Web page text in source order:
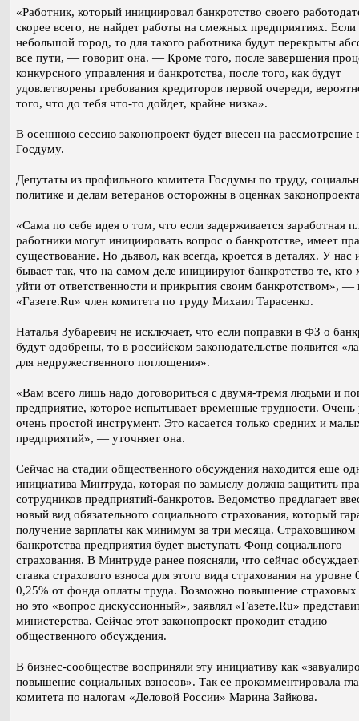
«Работник, который инициировал банкротство своего
скорее всего, не найдет работы на смежных предприятиях. Если
небольшой город, то для такого работника будут перекрыты
все пути, — говорит она. — Кроме того, после завершения
конкурсного управления и банкротства, после того, как будут
удовлетворены требования кредиторов первой очереди,
того, что до тебя что-то дойдет, крайне низка».
В осеннюю сессию законопроект будет внесен на рассмотрение
Госдуму.
Депутаты из профильного комитета Госдумы по труду,
политике и делам ветеранов осторожны в оценках
«Сама по себе идея о том, что если задерживается заработная
работники могут инициировать вопрос о банкротстве, имеет
существование. Но дьявол, как всегда, кроется в деталях. У нас
бывает так, что на самом деле инициируют банкротство те, кто
уйти от ответственности и прикрытия своим банкротством», —
«Газете.Ru» член комитета по труду Михаил Тарасенко.
Наталья Зубаревич не исключает, что если поправки в ФЗ о
будут одобрены, то в российском законодательстве появится
для недружественного поглощения».
«Вам всего лишь надо договориться с двумя-тремя людьми и
предприятие, которое испытывает временные трудности. Очень
очень простой инструмент. Это касается только средних и
предприятий», — уточняет она.
Сейчас на стадии общественного обсуждения находится еще
инициатива Минтруда, которая по замыслу должна защитить
сотрудников предприятий-банкротов. Ведомство предлагает
новый вид обязательного социального страхования, который
получение зарплаты как минимум за три месяца. Страховщиком
банкротства предприятия будет выступать Фонд социального
страхования. В Минтруде ранее поясняли, что сейчас
ставка страхового взноса для этого вида страхования на
0,25% от фонда оплаты труда. Возможно повышение страховых
но это «вопрос дискуссионный», заявлял «Газете.Ru»
министерства. Сейчас этот законопроект проходит стадию
общественного обсуждения.
В бизнес-сообществе восприняли эту инициативу как
повышение социальных взносов». Так ее прокомментировала
комитета по налогам «Деловой России» Марина Зайкова.